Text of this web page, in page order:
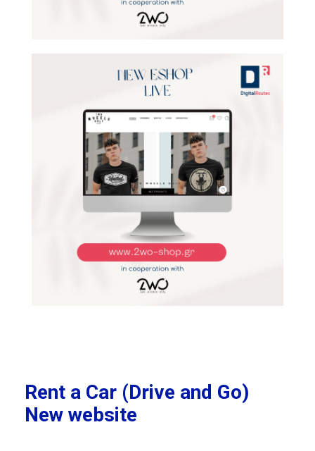
Rent a Car (Drive and Go)
New website